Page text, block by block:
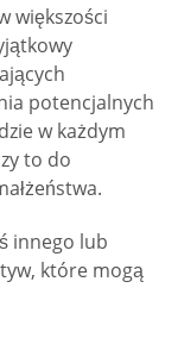
większości
potencjalnych
w każdym
to do
innego lub
które mogą